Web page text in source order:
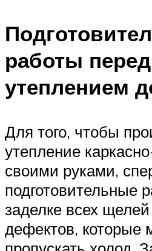
работы перед
утеплением
Для того, чтобы
утепление
своими руками,
подготовительные
заделке всех
дефектов, которые